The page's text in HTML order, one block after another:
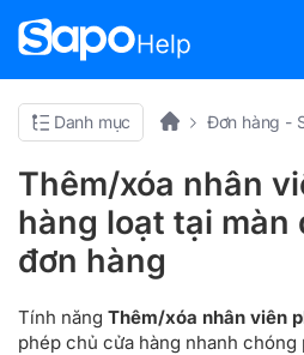
Danh mục Đơn hàng -
Thêm/xóa nhân
hàng loạt tại màn
đơn hàng
Tính năng Thêm/xóa nhân viên
phép chủ cửa hàng nhanh